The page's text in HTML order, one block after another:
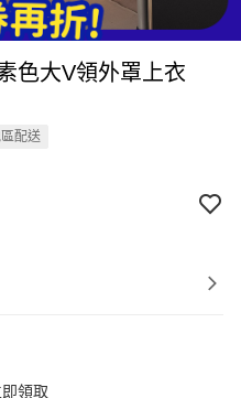
色大V領外罩上衣
配送
領取